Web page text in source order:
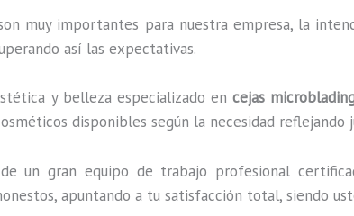
muy importantes para nuestra empresa, la
así las expectativas.
y belleza especializado encejas
disponibles según la necesidad reflejando
un gran equipo de trabajo profesional
apuntando a tu satisfacción total, siendo